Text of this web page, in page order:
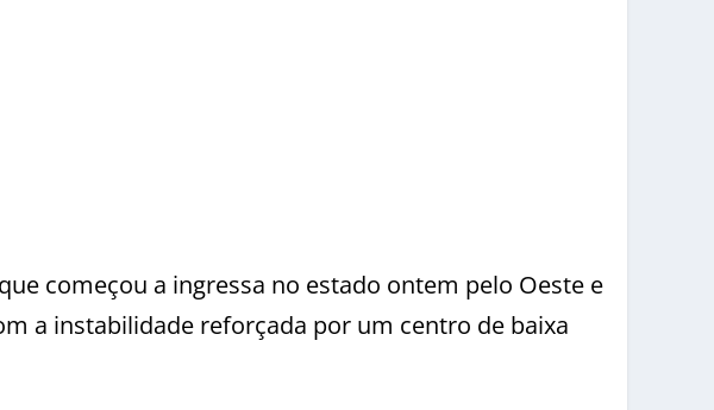
começou a ingressa no estado ontem pelo Oeste e
a instabilidade reforçada por um centro de baixa